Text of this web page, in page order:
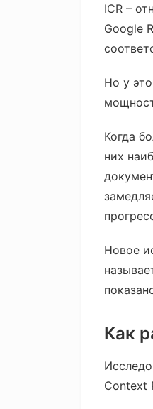
ICR –
Google
Но у
Когда
них
Новое
Как
Context